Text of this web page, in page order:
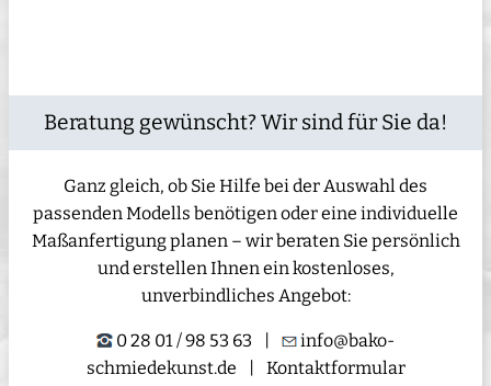
Beratung gewünscht? Wir sind für Sie da!
Ganz gleich, ob Sie Hilfe bei der Auswahl des
passenden Modells benötigen oder eine individuelle
Maßanfertigung planen – wir beraten Sie persönlich
und erstellen Ihnen ein kostenloses,
unverbindliches Angebot:
0 28 01 / 98 53 63
info@bako-
schmiedekunst.de
Kontaktformular